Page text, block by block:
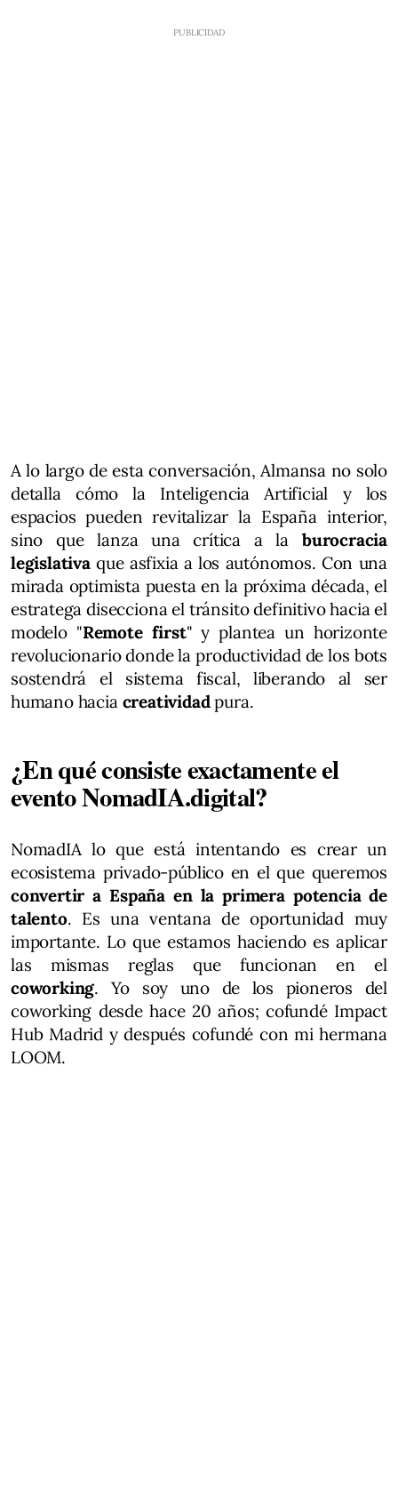
A lo largo de esta conversación, Almansa no solo
detalla cómo la Inteligencia Artificial y los
espacios pueden revitalizar la España interior,
sino que lanza una crítica a la burocracia
legislativaque asfixia a los autónomos. Con una
mirada optimista puesta en la próxima década, el
estratega disecciona el tránsito definitivo hacia el
modelo "Remote first" y plantea un horizonte
revolucionario donde la productividad de los bots
sostendrá el sistema fiscal, liberando al ser
humano hacia creatividadpura.
¿En qué consiste exactamente el
evento NomadIA.digital?
NomadIA lo que está intentando es crear un
ecosistema privado-público en el que queremos
convertir a España en la primera potencia de
talento. Es una ventana de oportunidad muy
importante. Lo que estamos haciendo es aplicar
las mismas reglas que funcionan en el
coworking. Yo soy uno de los pioneros del
coworking desde hace 20 años; cofundé Impact
Hub Madrid y después cofundé con mi hermana
LOOM.